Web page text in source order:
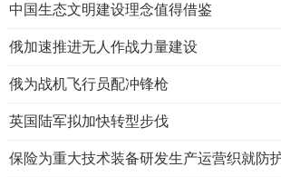
中国生态文明建设理念值得借鉴
俄加速推进无人作战力量建设
俄为战机飞行员配冲锋枪
英国陆军拟加快转型步伐
保险为重大技术装备研发生产运营织就防